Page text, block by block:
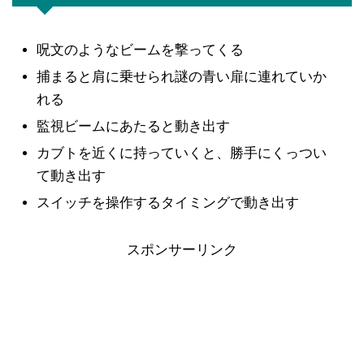
呪文のようなビームを撃ってくる
捕まると肩に乗せられ謎の青い扉に連れていか
れる
監視ビームにあたると動き出す
カブトを近くに持っていくと、勝手にくっつい
て動き出す
スイッチを操作するタイミングで動き出す
スポンサーリンク